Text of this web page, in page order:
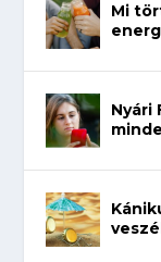
Mi
Nyári